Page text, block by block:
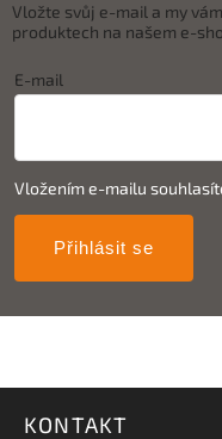
Vložte svůj e-mail a my
produktech na našem e-
E-mail
Vložením e-mailu
Přihlásit se
KONTAKT